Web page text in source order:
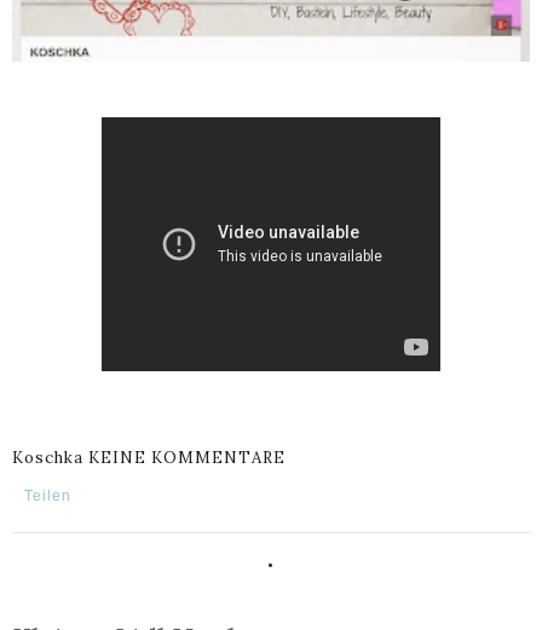
Koschka KEINE KOMMENTARE
Teilen
.